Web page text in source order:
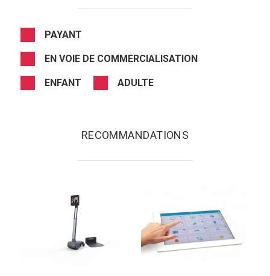
PAYANT
EN VOIE DE COMMERCIALISATION
ENFANT ADULTE
RECOMMANDATIONS